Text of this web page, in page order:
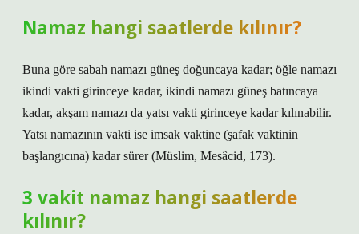
Namaz hangi saatlerde kılınır?
Buna göre sabah namazı güneş doğuncaya kadar; öğle namazı
ikindi vakti girinceye kadar, ikindi namazı güneş batıncaya
kadar, akşam namazı da yatsı vakti girinceye kadar kılınabilir.
Yatsı namazının vakti ise imsak vaktine (şafak vaktinin
başlangıcına) kadar sürer (Müslim, Mesâcid, 173).
3 vakit namaz hangi saatlerde
kılınır?